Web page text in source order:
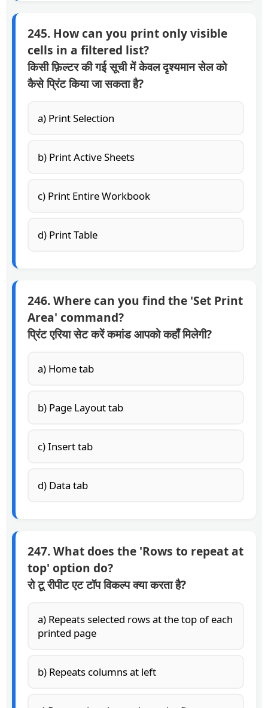
245. How can you print only visible
cells in a filtered list?
किसी फ़िल्टर की गई सूची में केवल दृश्यमान सेल को
कैसे प्रिंट किया जा सकता है?
a) Print Selection
b) Print Active Sheets
c) Print Entire Workbook
d) Print Table
246. Where can you find the 'Set Print
Area' command?
प्रिंट एरिया सेट करें कमांड आपको कहाँ मिलेगी?
a) Home tab
b) Page Layout tab
c) Insert tab
d) Data tab
247. What does the 'Rows to repeat at
top' option do?
रो टू रीपीट एट टॉप विकल्प क्या करता है?
a) Repeats selected rows at the top of each
printed page
b) Repeats columns at left